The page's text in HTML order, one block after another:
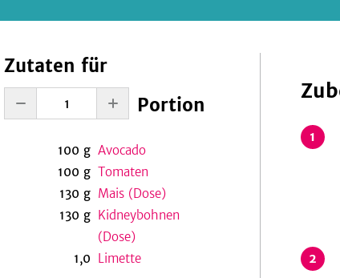
Zutaten für
Portion
100 g Avocado
100 g Tomaten
130 g Mais (Dose)
130 g Kidneybohnen
(Dose)
1,0 Limette
1
2